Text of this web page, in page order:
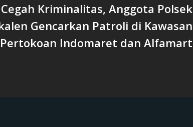
‎Cegah Kriminalitas, Anggota Polsek
Gencarkan Patroli di Kawasan
Pertokoan Indomaret dan Alfamart